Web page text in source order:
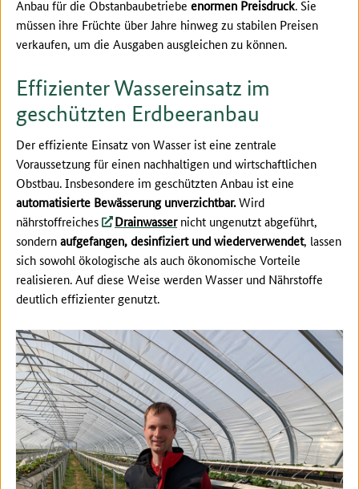
Anbau für die Obstanbaubetriebe enormen Preisdruck. Sie
müssen ihre Früchte über Jahre hinweg zu stabilen Preisen
verkaufen, um die Ausgaben ausgleichen zu können.
Effizienter Wassereinsatz im
geschützten Erdbeeranbau
Der effiziente Einsatz von Wasser ist eine zentrale
Voraussetzung für einen nachhaltigen und wirtschaftlichen
Obstbau. Insbesondere im geschützten Anbau ist eine
automatisierte Bewässerung unverzichtbar.Wird
nährstoffreiches
Drainwasser nicht ungenutzt abgeführt,
sondernaufgefangen, desinfiziert und wiederverwendet, lassen
sich sowohl ökologische als auch ökonomische Vorteile
realisieren. Auf diese Weise werden Wasser und Nährstoffe
deutlich effizienter genutzt.